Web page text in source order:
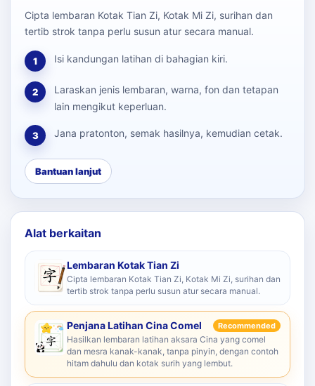
Cipta lembaran Kotak Tian Zi, Kotak Mi Zi, surihan dan
tertib strok tanpa perlu susun atur secara manual.
1 Isi kandungan latihan di bahagian kiri.
2
Laraskan jenis lembaran, warna, fon dan tetapan
lain mengikut keperluan.
3 Jana pratonton, semak hasilnya, kemudian cetak.
Bantuan lanjut
Alat berkaitan
Lembaran Kotak Tian Zi
Cipta lembaran Kotak Tian Zi, Kotak Mi Zi, surihan dan
tertib strok tanpa perlu susun atur secara manual.
Penjana Latihan Cina Comel Recommended
Hasilkan lembaran latihan aksara Cina yang comel
dan mesra kanak-kanak, tanpa pinyin, dengan contoh
hitam dahulu dan kotak surih yang lembut.